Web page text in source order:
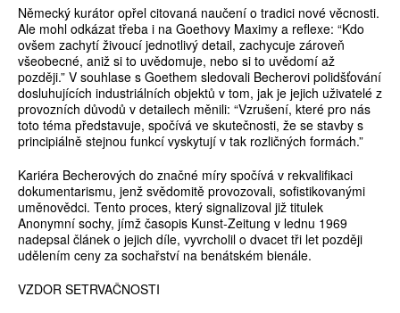
Německý kurátor opřel citovaná naučení o tradici nové věcnosti.
Ale mohl odkázat třeba i na Goethovy Maximy a reflexe: “Kdo
ovšem zachytí živoucí jednotlivý detail, zachycuje zároveň
všeobecné, aniž si to uvědomuje, nebo si to uvědomí až
později.” V souhlase s Goethem sledovali Becherovi polidšťování
dosluhujících industriálních objektů v tom, jak je jejich uživatelé z
provozních důvodů v detailech měnili: “Vzrušení, které pro nás
toto téma představuje, spočívá ve skutečnosti, že se stavby s
principiálně stejnou funkcí vyskytují v tak rozličných formách.”
Kariéra Becherových do značné míry spočívá v rekvalifikaci
dokumentarismu, jenž svědomitě provozovali, sofistikovanými
uměnovědci. Tento proces, který signalizoval již titulek
Anonymní sochy, jímž časopis Kunst-Zeitung v lednu 1969
nadepsal článek o jejich díle, vyvrcholil o dvacet tři let později
udělením ceny za sochařství na benátském bienále.
VZDOR SETRVAČNOSTI